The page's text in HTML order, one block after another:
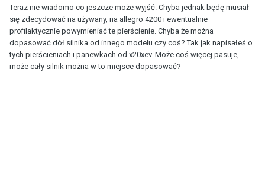
Teraz nie wiadomo co jeszcze może wyjść. Chyba jednak będę musiał
się zdecydować na używany, na allegro 4200 i ewentualnie
profilaktycznie powymieniać te pierścienie. Chyba że można
dopasować dół silnika od innego modelu czy coś? Tak jak napisałeś o
tych pierścieniach i panewkach od x20xev. Może coś więcej pasuje,
może cały silnik można w to miejsce dopasować?